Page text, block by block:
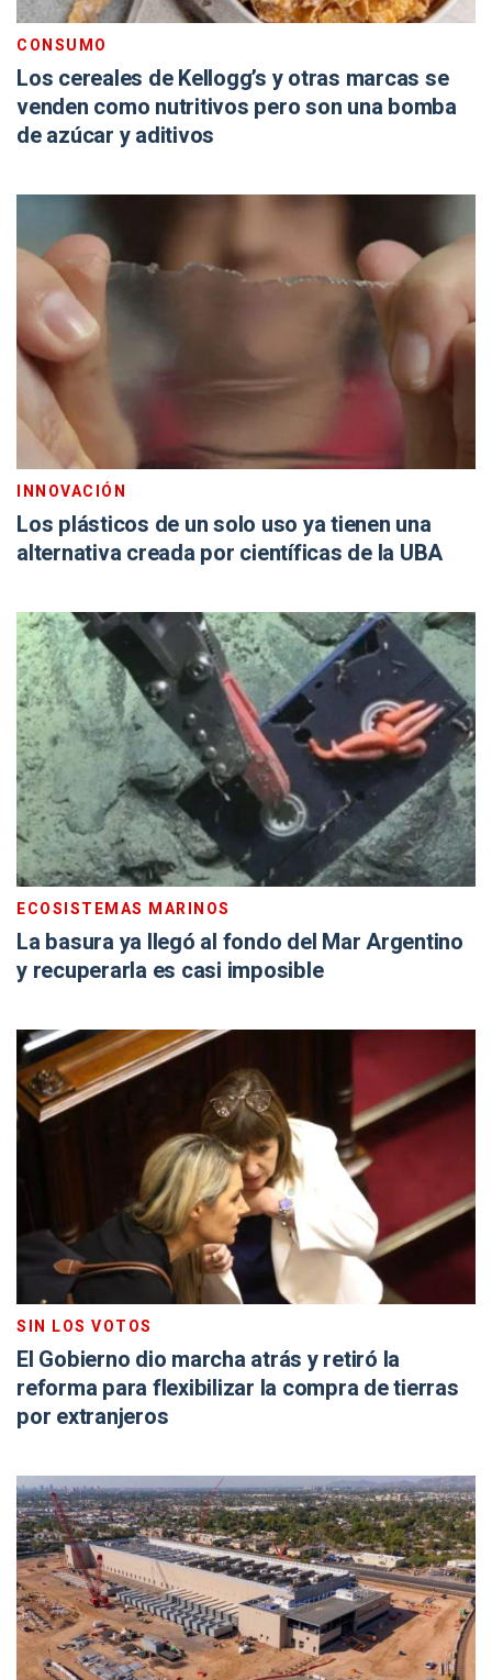
CONSUMO
Los cereales de Kellogg’s y otras marcas se
venden como nutritivos pero son una bomba
de azúcar y aditivos
INNOVACIÓN
Los plásticos de un solo uso ya tienen una
alternativa creada por científicas de la UBA
ECOSISTEMAS MARINOS
La basura ya llegó al fondo del Mar Argentino
y recuperarla es casi imposible
SIN LOS VOTOS
El Gobierno dio marcha atrás y retiró la
reforma para flexibilizar la compra de tierras
por extranjeros